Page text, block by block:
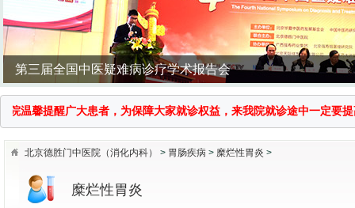
第三届全国中医疑难病诊疗学术报告会
温馨提醒广大患者，为保障大家就诊权益，来我院就诊途中一定要提
北京德胜门中医院（消化内科） > 胃肠疾病 > 糜烂性胃炎 >
糜烂性胃炎